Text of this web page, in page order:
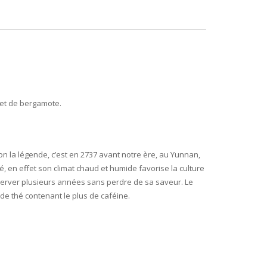
de bergamote.
la légende, c’est en 2737 avant notre ère, au Yunnan,
en effet son climat chaud et humide favorise la culture
plusieurs années sans perdre de sa saveur. Le
thé contenant le plus de caféine.